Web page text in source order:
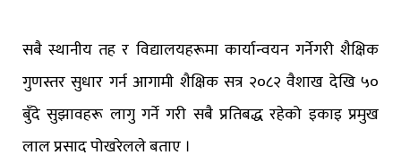
सबै स्थानीय तह र विद्यालयहरूमा कार्यान्वयन गर्नेगरी शैक्षिक
गुणस्तर सुधार गर्न आगामी शैक्षिक सत्र २०८२ वैशाख देखि ५०
बुँदे सुझावहरू लागु गर्ने गरी सबै प्रतिबद्ध रहेको इकाइ प्रमुख
लाल प्रसाद पोखरेलले बताए ।